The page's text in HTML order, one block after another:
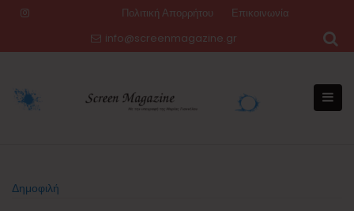
Πολιτική Απορρήτου
Επικοινωνία
info@screenmagazine.gr
Δημοφιλή